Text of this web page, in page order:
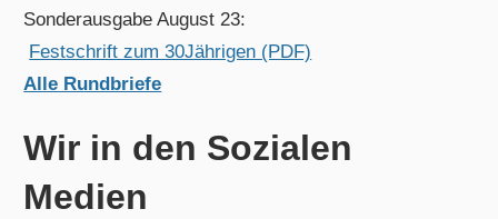
Sonderausgabe August 23:
Festschrift zum 30Jährigen (PDF)
Alle Rundbriefe
Wir in den Sozialen
Medien